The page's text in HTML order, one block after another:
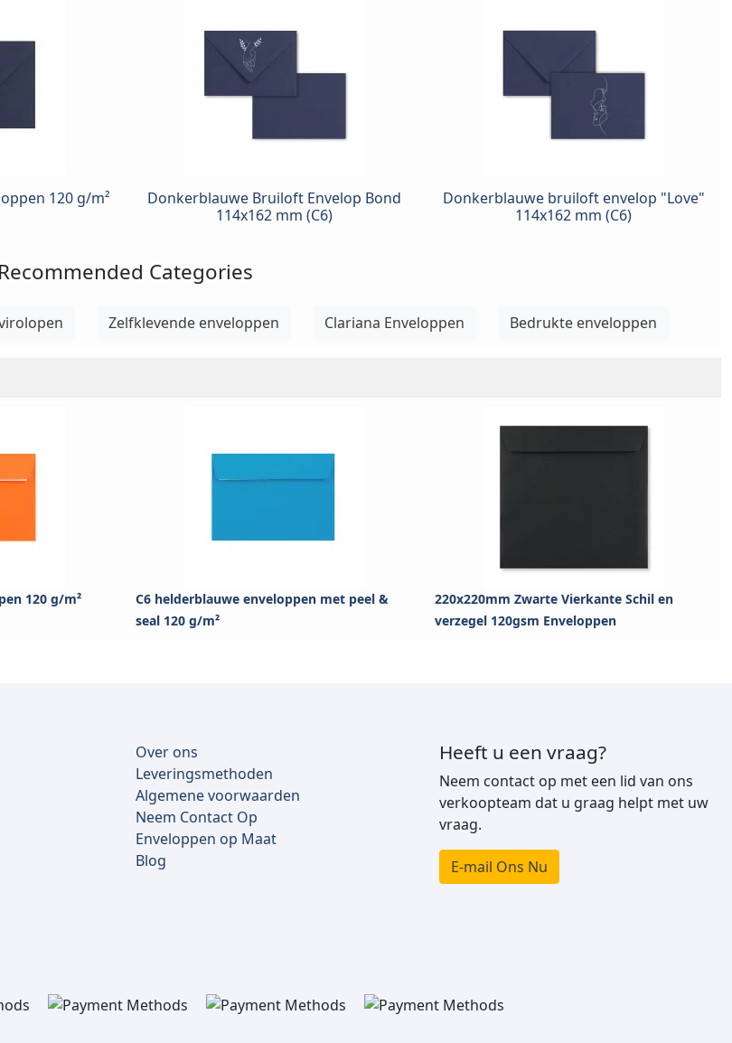
120 g/m²
Donkerblauwe Bruiloft Envelop Bond
114x162 mm (C6)
Donkerblauwe bruiloft envelop "Love"
114x162 mm (C6)
Recommended Categories
Zelfklevende enveloppen Clariana Enveloppen Bedrukte enveloppen
120 g/m²
C6 helderblauwe enveloppen met peel &
seal 120 g/m²
220x220mm Zwarte Vierkante Schil en
verzegel 120gsm Enveloppen
Over ons
Leveringsmethoden
Algemene voorwaarden
Neem Contact Op
Enveloppen op Maat
Blog
Heeft u een vraag?
Neem contact op met een lid van ons
verkoopteam dat u graag helpt met uw
vraag.
E-mail Ons Nu